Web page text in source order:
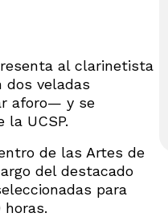
al clarinetista
dos veladas
aforo— y se
la UCSP.
de las Artes de
del destacado
para